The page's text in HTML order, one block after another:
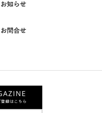
お知らせ
お問合せ